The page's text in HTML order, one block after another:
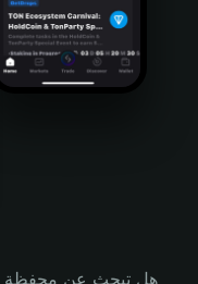
هل تبحث عن محفظة